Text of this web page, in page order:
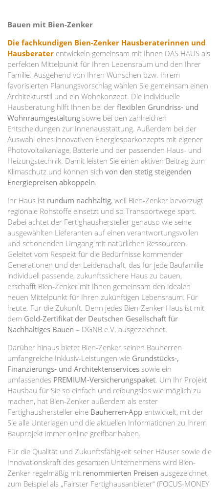
Bauen mit Bien-Zenker
Die fachkundigen Bien-Zenker Hausberaterinnen und
Hausberater entwickeln gemeinsam mit Ihnen DAS HAUS als
perfekten Mittelpunkt für Ihren Lebensraum und den Ihrer
Familie. Ausgehend von Ihren Wünschen bzw. Ihrem
favorisierten Planungsvorschlag wählen Sie gemeinsam einen
Architekturstil und ein Wohnkonzept. Die individuelle
Hausberatung hilft Ihnen bei der flexiblen Grundriss- und
Wohnraumgestaltung sowie bei den zahlreichen
Entscheidungen zur Innenausstattung. Außerdem bei der
Auswahl eines innovativen Energiesparkonzepts mit eigener
Photovoltaikanlage, Batterie und der passenden Haus- und
Heizungstechnik. Damit leisten Sie einen aktiven Beitrag zum
Klimaschutz und können sich von den stetig steigenden
Energiepreisen abkoppeln.
Ihr Haus ist rundum nachhaltig, weil Bien-Zenker bevorzugt
regionale Rohstoffe einsetzt und so Transportwege spart.
Dabei achtet der Fertighaushersteller genauso wie seine
ausgewählten Lieferanten auf einen verantwortungsvollen
und schonenden Umgang mit natürlichen Ressourcen.
Geleitet vom Respekt für die Bedürfnisse kommender
Generationen und der Leidenschaft, das für jede Baufamilie
individuell passende, zukunftssichere Haus zu bauen,
erschafft Bien-Zenker mit Ihnen gemeinsam den idealen
neuen Mittelpunkt für Ihren zukünftigen Lebensraum. Für
heute. Für die Zukunft. Denn jedes Bien-Zenker Haus ist mit
dem Gold-Zertifikat der Deutschen Gesellschaft für
Nachhaltiges Bauen – DGNB e.V. ausgezeichnet.
Darüber hinaus bietet Bien-Zenker seinen Bauherren
umfangreiche Inklusiv-Leistungen wie Grundstücks-,
Finanzierungs- und Architektenservices sowie ein
umfassendes PREMIUM-Versicherungspaket. Um Ihr Projekt
Hausbau für Sie so einfach und reibungslos wie möglich zu
machen, hat Bien-Zenker außerdem als erster
Fertighaushersteller eine Bauherren-App entwickelt, mit der
Sie alle Unterlagen und die aktuellen Informationen zu Ihrem
Bauprojekt immer online greifbar haben.
Für die Qualität und Zukunftsfähigkeit seiner Häuser sowie die
Innovationskraft des gesamten Unternehmens wird Bien-
Zenker regelmäßig mit renommierten Preisen ausgezeichnet,
zum Beispiel als „Fairster Fertighausanbieter“ (FOCUS-MONEY